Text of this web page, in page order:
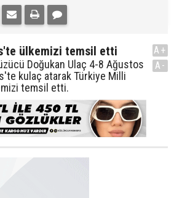
ülkemizi temsil etti
Doğukan Ulaç 4-8 Ağustos
kulaç atarak Türkiye Milli
temsil etti.
A+
A-